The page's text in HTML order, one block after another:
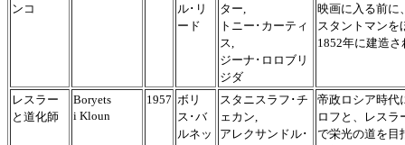
ンコ
ル･リ
ード
ター,
トニー･カーティ
ス,
ジーナ･ロロブリ
ジダ
映画に入る前に
スタントマンを
1852年に建造
レスラー
と道化師
Boryets
i Kloun
1957 ボリ
ス･バ
ルネッ
スタニスラフ･チ
ェカン,
アレクサンドル･
帝政ロシア時代
ロフと、レスラ
で栄光の道を目